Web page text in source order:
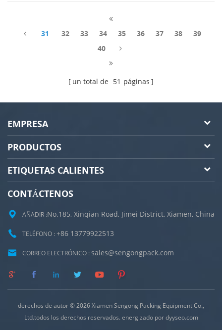
31 32 33 34 35 36 37 38
39
40
un total de 51 páginas
EMPRESA
PRODUCTOS
ETIQUETAS CALIENTES
CONTÁCTENOS
AÑADIR :No.185, Xinqian Road, Jimei District, Xiamen, China
TELÉFONO : +86 13779922513
CORREO ELECTRÓNICO : sales@sengongpack.com
derechos de autor © 2026 Xiamen Sengong Packing Equipment Co.,
Ltd.todos los derechos reservados. energizado pordyyseo.com